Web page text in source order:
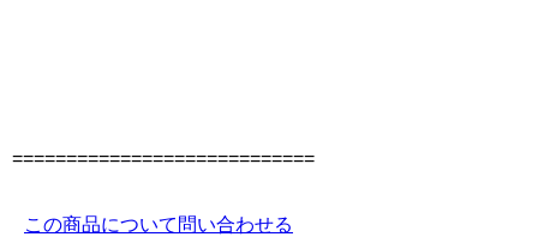
============================
この商品について問い合わせる